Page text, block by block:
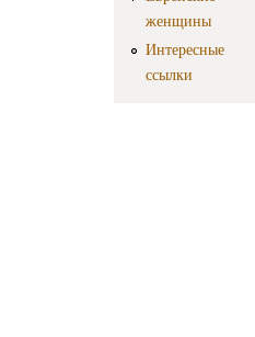
женщины
Интересные
ссылки